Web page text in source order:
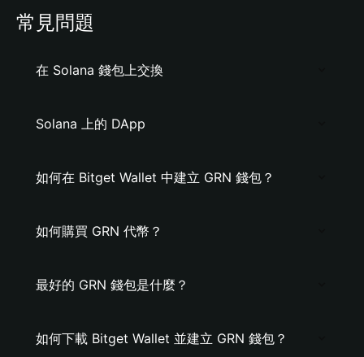
常見問題
在 Solana 錢包上交換
Solana 上的 DApp
如何在 Bitget Wallet 中建立 GRN 錢包？
如何購買 GRN 代幣？
最好的 GRN 錢包是什麼？
如何下載 Bitget Wallet 並建立 GRN 錢包？